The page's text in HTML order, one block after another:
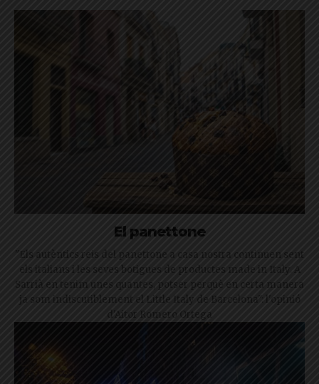
El panettone
"Els autèntics reis del panettone a casa nostra continuen sent
els italians i les seves botigues de productes made in Italy. A
Sarrià en tenim unes quantes, potser perquè en certa manera
ja som indiscutiblement el Little Italy de Barcelona": l'opinió
d'Aitor Romero Ortega